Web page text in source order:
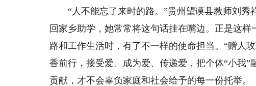
“人不能忘了来时的路。”贵州望谟县教师刘秀
回家乡助学，她常常将这句话挂在嘴边。正是这
路和工作生活时，有了不一样的使命担当。“赠人
香前行，接受爱、成为爱、传递爱，把个体“小我
贡献，才不会辜负家庭和社会给予的每一份托举。